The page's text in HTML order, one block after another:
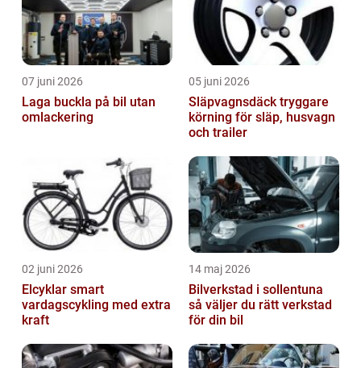
07 juni 2026
Laga buckla på bil utan
omlackering
05 juni 2026
Släpvagnsdäck tryggare
körning för släp, husvagn
och trailer
02 juni 2026
Elcyklar smart
vardagscykling med extra
kraft
14 maj 2026
Bilverkstad i sollentuna
så väljer du rätt verkstad
för din bil